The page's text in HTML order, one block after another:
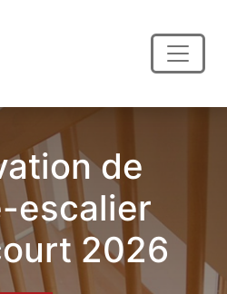
de
escalier
2026